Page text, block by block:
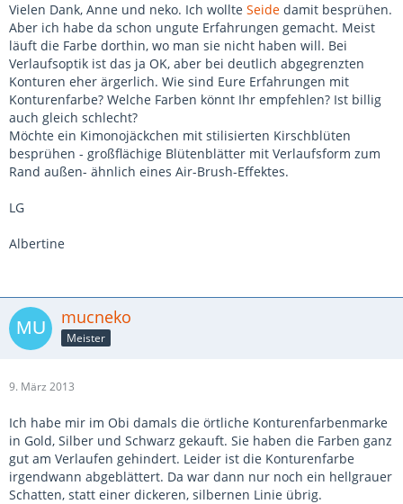
Vielen Dank, Anne und neko. Ich wollte Seide damit besprühen.
Aber ich habe da schon ungute Erfahrungen gemacht. Meist
läuft die Farbe dorthin, wo man sie nicht haben will. Bei
Verlaufsoptik ist das ja OK, aber bei deutlich abgegrenzten
Konturen eher ärgerlich. Wie sind Eure Erfahrungen mit
Konturenfarbe? Welche Farben könnt Ihr empfehlen? Ist billig
auch gleich schlecht?
Möchte ein Kimonojäckchen mit stilisierten Kirschblüten
besprühen - großflächige Blütenblätter mit Verlaufsform zum
Rand außen- ähnlich eines Air-Brush-Effektes.
LG
Albertine
mucneko
Meister
9. März 2013
Ich habe mir im Obi damals die örtliche Konturenfarbenmarke
in Gold, Silber und Schwarz gekauft. Sie haben die Farben ganz
gut am Verlaufen gehindert. Leider ist die Konturenfarbe
irgendwann abgeblättert. Da war dann nur noch ein hellgrauer
Schatten, statt einer dickeren, silbernen Linie übrig.